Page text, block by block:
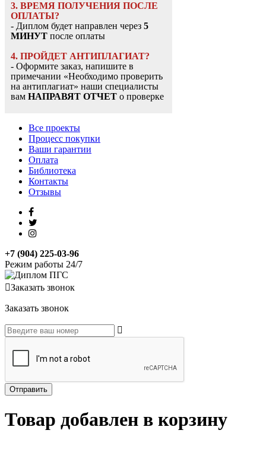
3. ВРЕМЯ ПОЛУЧЕНИЯ ПОСЛЕ
ОПЛАТЫ?
- Диплом будет направлен через 5
МИНУТ после оплаты
4. ПРОЙДЕТ АНТИПЛАГИАТ?
- Оформите заказ, напишите в
примечании «Необходимо проверить
на антиплагиат» наши специалисты
вам НАПРАВЯТ ОТЧЕТ о проверке
Все проекты
Процесс покупки
Ваши гарантии
Оплата
Библиотека
Контакты
Отзывы
+7 (904) 225-03-96
Режим работы 24/7
Заказать звонок
Заказать звонок
Товар добавлен в корзину